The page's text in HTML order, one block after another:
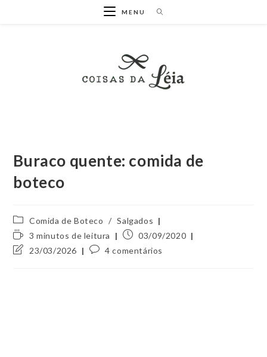
MENU
Buraco quente: comida de
boteco
Categoria
do
post:
Comida de Boteco / Salgados
Tempo
de
leitura:
3 minutos de leitura
Post
publicado:
03/09/2020
Última23/03/2026
Comentários
4 comentários